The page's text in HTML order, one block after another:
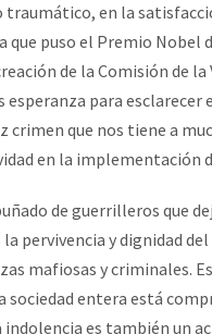
en la
puso el Premio Nobel
de la Comisión de la
para esclarecer
crimen que nos tiene a
en la implementación
de guerrilleros que
pervivencia y dignidad
mafiosas y criminales.
sociedad entera está
es también un